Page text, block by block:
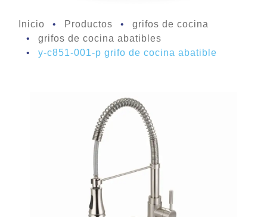
Inicio Productos
grifos de cocina
grifos de cocina abatibles
y-c851-001-p grifo de cocina abatible